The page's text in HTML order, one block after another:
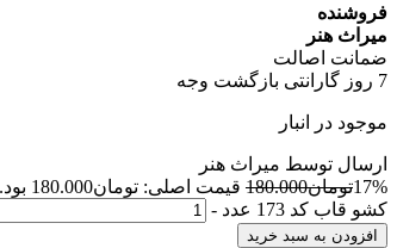
فروشنده
میراث هنر
ضمانت اصالت
7 روز گارانتی بازگشت وجه
موجود در انبار
ارسال توسط میراث هنر
17%تومان180.000 قیمت اصلی: تومان180.000 بود.
کشو قاب کد 173 عدد
-
افزودن به سبد خرید